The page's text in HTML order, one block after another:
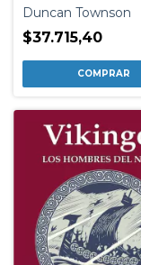
Duncan Townson
$37.715,40